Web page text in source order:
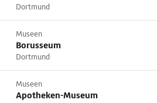
Dortmund
Museen
Borusseum
Dortmund
Museen
Apotheken-Museum